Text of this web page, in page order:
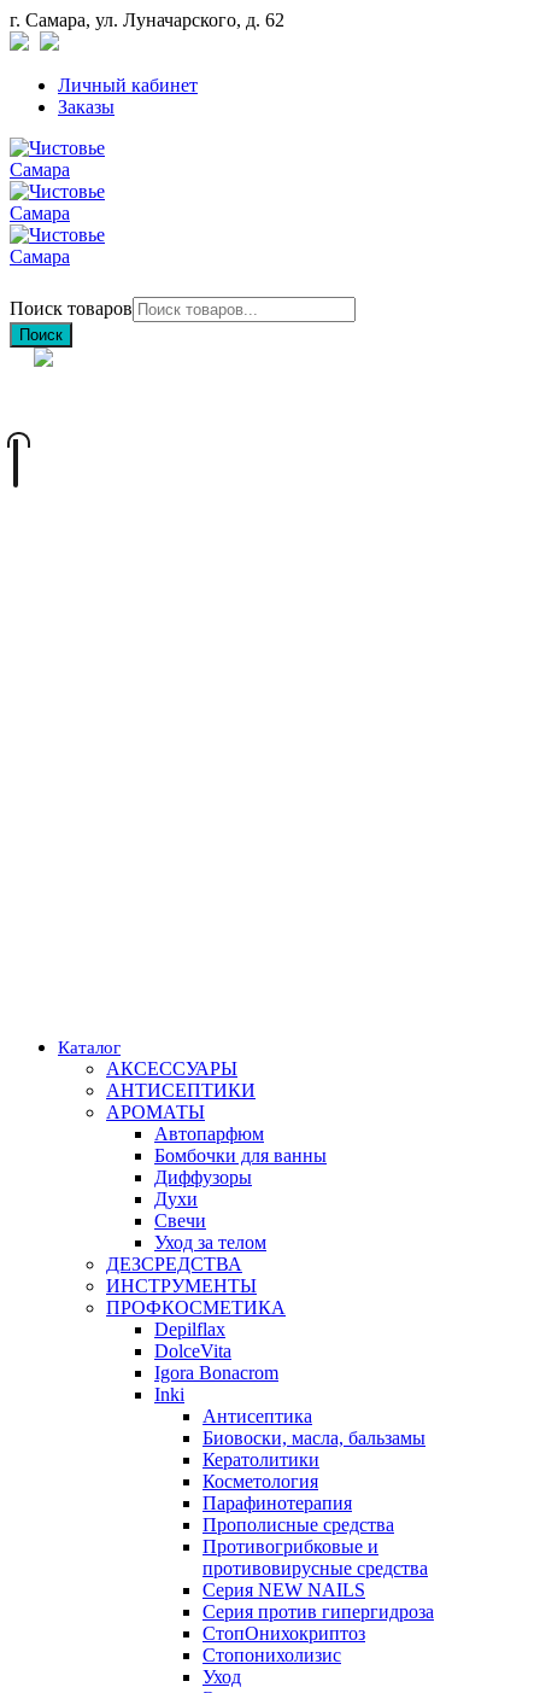
г. Самара, ул. Луначарского, д. 62
Личный кабинет
Заказы
Поиск товаров
Поиск
Каталог
АКСЕССУАРЫ
АНТИСЕПТИКИ
АРОМАТЫ
Автопарфюм
Бомбочки для ванны
Диффузоры
Духи
Свечи
Уход за телом
ДЕЗСРЕДСТВА
ИНСТРУМЕНТЫ
ПРОФКОСМЕТИКА
Depilflax
DolceVita
Igora Bonacrom
Inki
Антисептика
Биовоски, масла, бальзамы
Кератолитики
Косметология
Парафинотерапия
Прополисные средства
Противогрибковые и
противовирусные средства
Серия NEW NAILS
Серия против гипергидроза
СтопОнихокриптоз
Стопонихолизис
Уход